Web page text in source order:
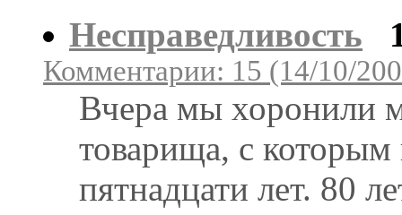
Несправедливость
Комментарии: 15 (14/10/
Вчера мы хоронили
товарища, с которым
пятнадцати лет. 80